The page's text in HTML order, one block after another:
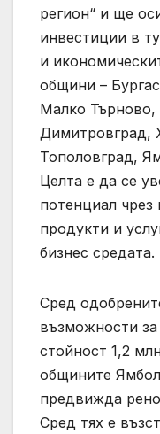
регион“ и ще
инвестиции в
и
общини –
Малко
Димитровград,
Тополовград,
Целта е да се
потенциал чрез
продукти и
бизнес средата.
Сред
възможности
стойност 1,2
общините
предвижда
Сред тях е